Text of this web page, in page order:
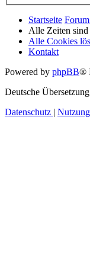
Startseite
Alle Zeiten sind
Alle Cookies
Kontakt
Powered by phpBB®
Deutsche
Datenschutz |